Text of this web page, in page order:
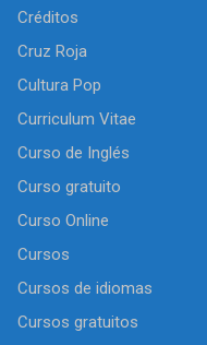
Créditos
Cruz Roja
Cultura Pop
Curriculum Vitae
Curso de Inglés
Curso gratuito
Curso Online
Cursos
Cursos de idiomas
Cursos gratuitos